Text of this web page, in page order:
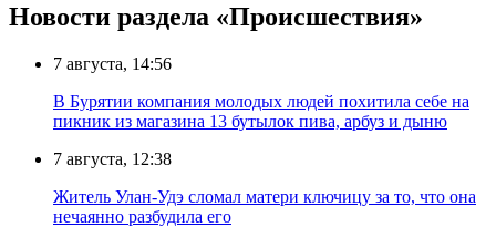
Новости раздела «Происшествия»
7 августа, 14:56
В Бурятии компания молодых людей похитила себе на
пикник из магазина 13 бутылок пива, арбуз и дыню
7 августа, 12:38
Житель Улан-Удэ сломал матери ключицу за то, что она
нечаянно разбудила его